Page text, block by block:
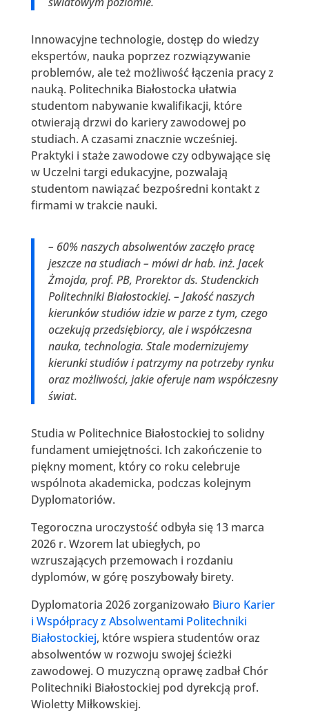
Innowacyjne technologie, dostęp do wiedzy
ekspertów, nauka poprzez rozwiązywanie
problemów, ale też możliwość łączenia pracy z
nauką. Politechnika Białostocka ułatwia
studentom nabywanie kwalifikacji, które
otwierają drzwi do kariery zawodowej po
studiach. A czasami znacznie wcześniej.
Praktyki i staże zawodowe czy odbywające się
w Uczelni targi edukacyjne, pozwalają
studentom nawiązać bezpośredni kontakt z
firmami w trakcie nauki.
– 60% naszych absolwentów zaczęło pracę
jeszcze na studiach – mówi dr hab. inż. Jacek
Żmojda, prof. PB, Prorektor ds. Studenckich
Politechniki Białostockiej. – Jakość naszych
kierunków studiów idzie w parze z tym, czego
oczekują przedsiębiorcy, ale i współczesna
nauka, technologia. Stale modernizujemy
kierunki studiów i patrzymy na potrzeby rynku
oraz możliwości, jakie oferuje nam współczesny
świat.
Studia w Politechnice Białostockiej to solidny
fundament umiejętności. Ich zakończenie to
piękny moment, który co roku celebruje
wspólnota akademicka, podczas kolejnym
Dyplomatoriów.
Tegoroczna uroczystość odbyła się 13 marca
2026 r. Wzorem lat ubiegłych, po
wzruszających przemowach i rozdaniu
dyplomów, w górę poszybowały birety.
Dyplomatoria 2026 zorganizowało Biuro Karier
i Współpracy z Absolwentami Politechniki
Białostockiej, które wspiera studentów oraz
absolwentów w rozwoju swojej ścieżki
zawodowej. O muzyczną oprawę zadbał Chór
Politechniki Białostockiej pod dyrekcją prof.
Wioletty Miłkowskiej.